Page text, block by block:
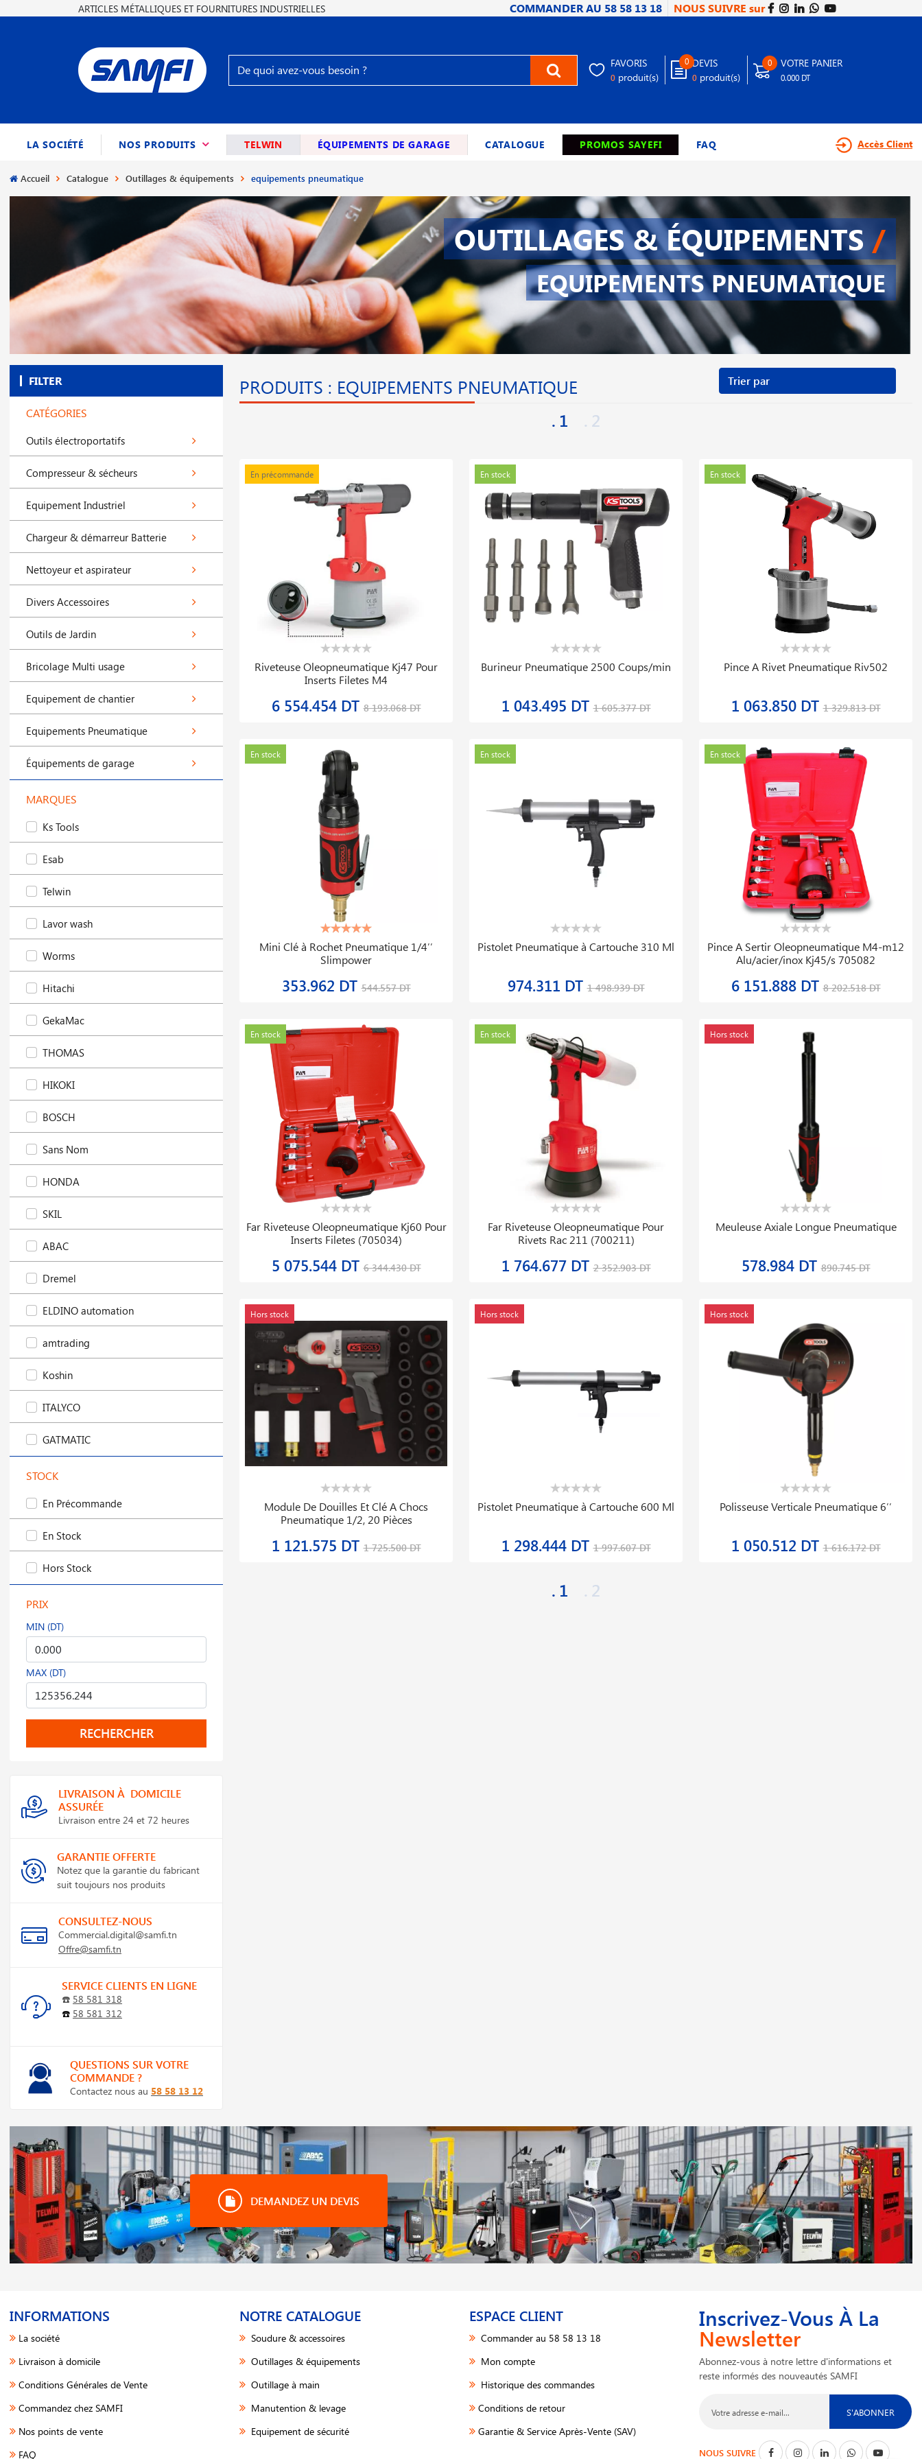
ARTICLES MÉTALLIQUES ET FOURNITURES INDUSTRIELLES COMMANDER AU 58 58 13 18 NOUS SUIVRE sur
FAVORIS
0 produit(s)
0 DEVIS
0 produit(s)
0 VOTRE PANIER
0.000 DT
LA SOCIÉTÉ NOS PRODUITS (CURRENT)TELWIN ÉQUIPEMENTS DE GARAGE CATALOGUE PROMOS SAYEFI FAQ Accès Client
Accueil Catalogue Outillages & équipements equipements pneumatique
OUTILLAGES & ÉQUIPEMENTS /
EQUIPEMENTS PNEUMATIQUE
FILTER
CATÉGORIES
Outils électroportatifs
Compresseur & sécheurs
Equipement Industriel
Chargeur & démarreur Batterie
Nettoyeur et aspirateur
Divers Accessoires
Outils de Jardin
Bricolage Multi usage
Equipement de chantier
Equipements Pneumatique
Équipements de garage
MARQUES
Ks Tools
Esab
Telwin
Lavor wash
Worms
Hitachi
GekaMac
THOMAS
HIKOKI
BOSCH
Sans Nom
HONDA
SKIL
ABAC
Dremel
ELDINO automation
amtrading
Koshin
ITALYCO
GATMATIC
STOCK
En Précommande
En Stock
Hors Stock
PRIX
MIN (DT)
MAX (DT)
RECHERCHER
LIVRAISON À DOMICILE
ASSURÉE
Livraison entre 24 et 72 heures
GARANTIE OFFERTE
Notez que la garantie du fabricant
suit toujours nos produits
CONSULTEZ-NOUS
Commercial.digital@samfi.tn
Offre@samfi.tn
SERVICE CLIENTS EN LIGNE
☎️ 58 581 318
☎️ 58 581 312
QUESTIONS SUR VOTRE
COMMANDE ?
Contactez nous au 58 58 13 12
PRODUITS : EQUIPEMENTS PNEUMATIQUE
1 2
En précommande
Riveteuse Oleopneumatique Kj47 Pour
Inserts Filetes M4
6 554.454 DT8 193.068 DT
En stock
Burineur Pneumatique 2500 Coups/min
1 043.495 DT1 605.377 DT
En stock
Pince A Rivet Pneumatique Riv502
1 063.850 DT1 329.813 DT
En stock
Mini Clé à Rochet Pneumatique 1/4′′
Slimpower
353.962 DT544.557 DT
En stock
Pistolet Pneumatique à Cartouche 310 Ml
974.311 DT1 498.939 DT
En stock
Pince A Sertir Oleopneumatique M4-m12
Alu/acier/inox Kj45/s 705082
6 151.888 DT8 202.518 DT
En stock
Far Riveteuse Oleopneumatique Kj60 Pour
Inserts Filetes (705034)
5 075.544 DT6 344.430 DT
En stock
Far Riveteuse Oleopneumatique Pour
Rivets Rac 211 (700211)
1 764.677 DT2 352.903 DT
Hors stock
Meuleuse Axiale Longue Pneumatique
578.984 DT890.745 DT
Hors stock
Module De Douilles Et Clé A Chocs
Pneumatique 1/2, 20 Pièces
1 121.575 DT1 725.500 DT
Hors stock
Pistolet Pneumatique à Cartouche 600 Ml
1 298.444 DT1 997.607 DT
Hors stock
Polisseuse Verticale Pneumatique 6′′
1 050.512 DT1 616.172 DT
1 2
DEMANDEZ UN DEVIS
INFORMATIONS
La société
Livraison à domicile
Conditions Générales de Vente
Commandez chez SAMFI
Nos points de vente
FAQ
NOTRE CATALOGUE
Soudure & accessoires
Outillages & équipements
Outillage à main
Manutention & levage
Equipement de sécurité
ESPACE CLIENT
Commander au 58 58 13 18
Mon compte
Historique des commandes
Conditions de retour
Garantie & Service Après-Vente (SAV)
Inscrivez-Vous À La
Newsletter
Abonnez-vous à notre lettre d'informations et
reste informés des nouveautés SAMFI
S'ABONNER
NOUS SUIVRE